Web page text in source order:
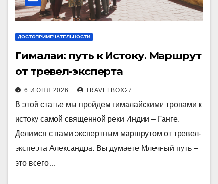
ДОСТОПРИМЕЧАТЕЛЬНОСТИ
Гималаи: путь к Истоку. Маршрут
от тревел-эксперта
6 ИЮНЯ 2026 TRAVELBOX27_
В этой статье мы пройдем гималайскими тропами к
истоку самой священной реки Индии – Ганге.
Делимся с вами экспертным маршрутом от тревел-
эксперта Александра. Вы думаете Млечный путь –
это всего…